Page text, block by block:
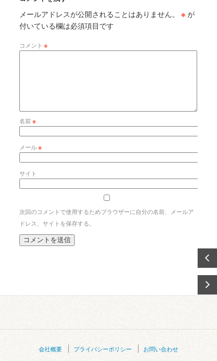
メールアドレスが公開されることはありません。 ※ が
付いている欄は必須項目です
コメント ※
名前※
メール※
サイト
次回のコメントで使用するためブラウザーに自分の名前、メールア
ドレス、サイトを保存する。
会社概要 プライバシーポリシー
お問い合わせ